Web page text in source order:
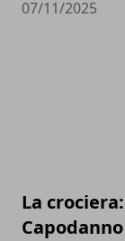
07/11/2025
La
Capodanno